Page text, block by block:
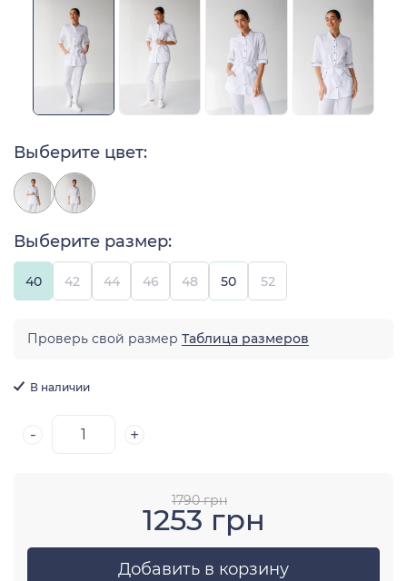
Выберите цвет:
Выберите размер:
40 42 44 46 48 50 52
Проверь свой размер Таблица размеров
В наличии
- +
1790 грн
1253 грн
Добавить в корзину